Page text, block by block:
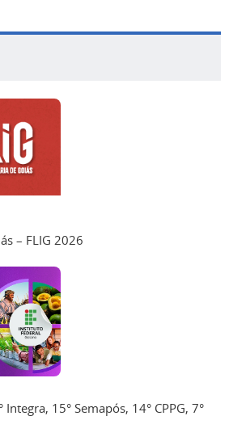
– FLIG 2026
15° Semapós, 14° CPPG, 7°